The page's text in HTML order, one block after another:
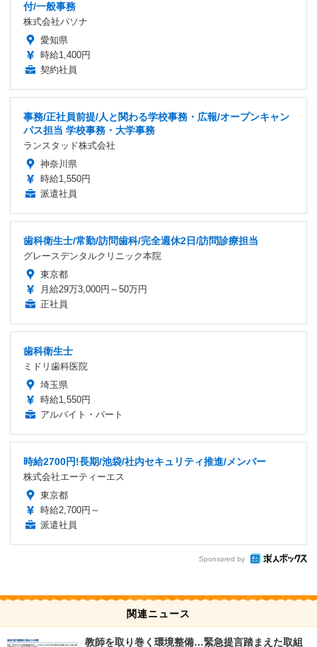
付/一般事務
株式会社パソナ
愛知県
時給1,400円
契約社員
事務/正社員前提/人と関わる学校事務・広報/オープンキャン
パス担当 学校事務・大学事務
ランスタッド株式会社
神奈川県
時給1,550円
派遣社員
歯科衛生士/常勤/訪問歯科/完全週休2日/訪問診療担当
グレースデンタルクリニック本院
東京都
月給29万3,000円～50万円
正社員
歯科衛生士
ミドリ歯科医院
埼玉県
時給1,550円
アルバイト・パート
時給2700円!長期/池袋/社内セキュリティ推進/メンバー
株式会社エーティーエス
東京都
時給2,700円～
派遣社員
Sponsored by
関連ニュース
教師を取り巻く環境整備…緊急提言踏まえた取組